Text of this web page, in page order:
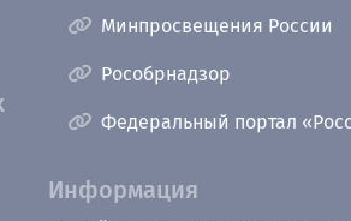
Минпросвещения России
Рособрнадзор
Федеральный портал
Информация